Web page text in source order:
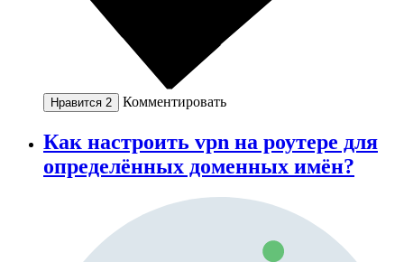
Нравится 2 Комментировать
Как настроить vpn на роутере для
определённых доменных имён?